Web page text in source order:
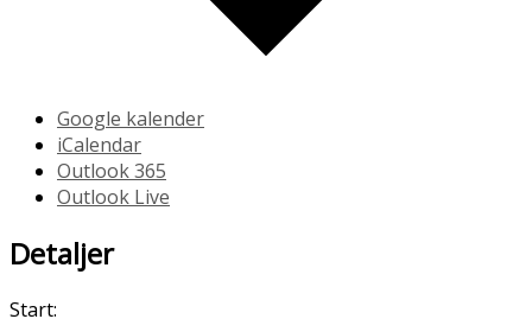
Google kalender
iCalendar
Outlook 365
Outlook Live
Detaljer
Start: